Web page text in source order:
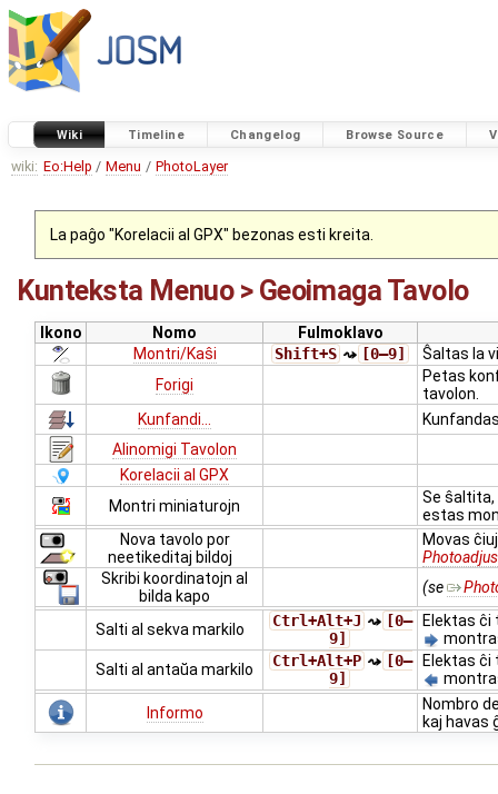
Wiki Timeline Changelog Browse Source
wiki: Eo:Help / Menu / PhotoLayer
La paĝo "Korelacii al GPX" bezonas esti kreita.
Kunteksta Menuo > Geoimaga Tavolo
Ikono Nomo
Fulmoklavo
Montri/Kaŝi
Shift+S ⤳ [0–9]
Ŝaltas la
Forigi
Petas
tavolon.
Kunfandi...
Alinomigi Tavolon
Korelacii al GPX
Montri miniaturojn
Se ŝaltita,
estas
Nova tavolo por
neetikeditaj bildoj
Movas
Skribi koordinatojn al
bilda kapo
(se
Salti al sekva markilo Ctrl+Alt+J ⤳ [0–
9]
Elektas
Salti al antaŭa markilo
Ctrl+Alt+P ⤳ [0–
9]
Elektas ĉi
Informo
Nombro
kaj havas